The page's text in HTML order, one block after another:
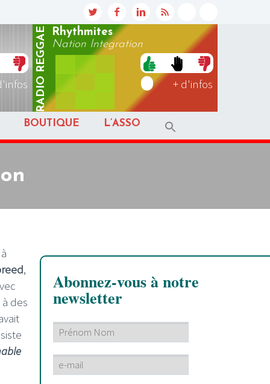
RADIO
REGGAE
Rhythmites
Nation Integration
+ d'infos
BOUTIQUE L’ASSO
,
des
Abonnez-vous à notre
newsletter